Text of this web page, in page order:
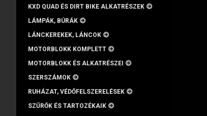
KXD QUAD ÉS DIRT BIKE ALKATRÉSZEK
LÁMPÁK, BÚRÁK
LÁNCKEREKEK, LÁNCOK
MOTORBLOKK KOMPLETT
MOTORBLOKK ÉS ALKATRÉSZEI
SZERSZÁMOK
RUHÁZAT, VÉDŐFELSZERELÉSEK
SZŰRŐK ÉS TARTOZÉKAIK